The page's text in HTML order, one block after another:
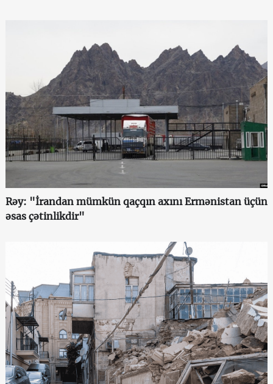
Rəy: "İrandan mümkün qaçqın axını Ermənistan üçün
əsas çətinlikdir"